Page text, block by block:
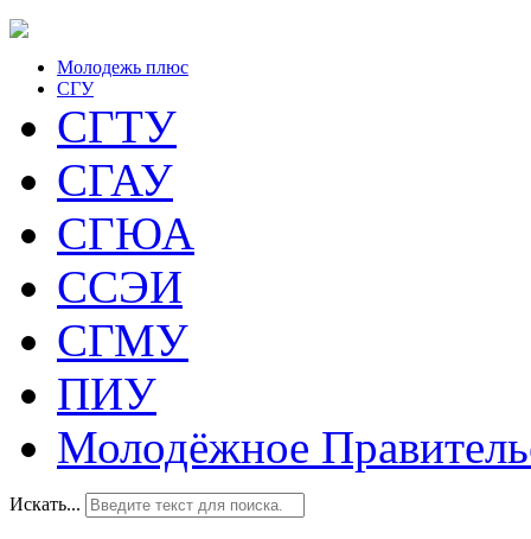
Молодежь плюс
СГУ
СГТУ
СГАУ
СГЮА
ССЭИ
СГМУ
ПИУ
Молодёжное
Искать...